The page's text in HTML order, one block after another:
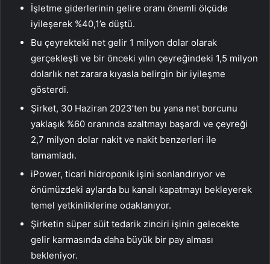
İşletme giderlerinin gelire oranı önemli ölçüde
iyileşerek %40,1’e düştü.
Bu çeyrekteki net gelir 1 milyon dolar olarak
gerçekleşti ve bir önceki yılın çeyreğindeki 1,5 milyon
dolarlık net zarara kıyasla belirgin bir iyileşme
gösterdi.
Şirket, 30 Haziran 2023’ten bu yana net borcunu
yaklaşık %60 oranında azaltmayı başardı ve çeyreği
2,7 milyon dolar nakit ve nakit benzerleri ile
tamamladı.
iPower, ticari hidroponik işini sonlandırıyor ve
önümüzdeki aylarda bu kanalı kapatmayı bekleyerek
temel yetkinliklerine odaklanıyor.
Şirketin süper süit tedarik zinciri işinin gelecekte
gelir karmasında daha büyük bir pay alması
bekleniyor.